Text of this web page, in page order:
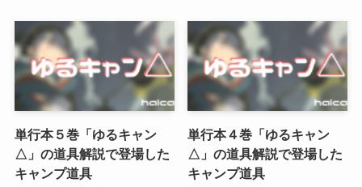
単行本５巻「ゆるキャン
△」の道具解説で登場した
キャンプ道具
単行本４巻「ゆるキャン
△」の道具解説で登場した
キャンプ道具